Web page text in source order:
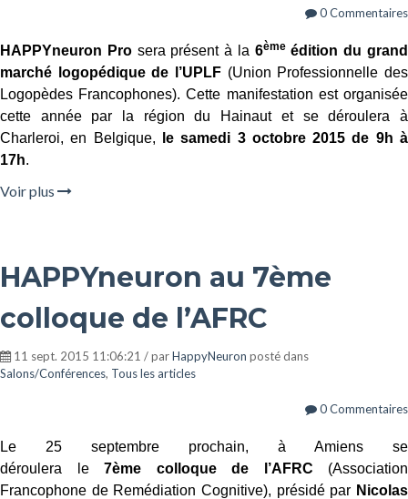
0 Commentaires
HAPPYneuron Prosera présent à la 6èmeédition du grand
marché logopédique de l’UPLF (Union Professionnelle des
Logopèdes Francophones). Cette manifestation est organisée
cette année par la région du Hainaut et se déroulera à
Charleroi, en Belgique,
le samedi 3 octobre 2015 de 9h à
17h.
Voir plus
HAPPYneuron au 7ème
colloque de l’AFRC
11 sept. 2015 11:06:21 / parHappyNeuron posté dans
Salons/Conférences, Tous les articles
0 Commentaires
Le 25 septembre prochain, à Amiens se
déroulera le 7ème colloque de l’AFRC (Association
Francophone de Remédiation Cognitive), présidé par Nicolas